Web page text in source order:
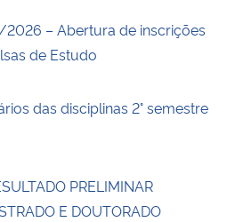
– Abertura de inscrições
de Estudo
das disciplinas 2° semestre
PRELIMINAR
E DOUTORADO